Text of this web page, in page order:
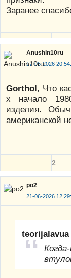
Заранее
Anushin10ru
17-05-2026
Gorthol, Что
х начало
изделия.
американской
2
po2
21-06-2026